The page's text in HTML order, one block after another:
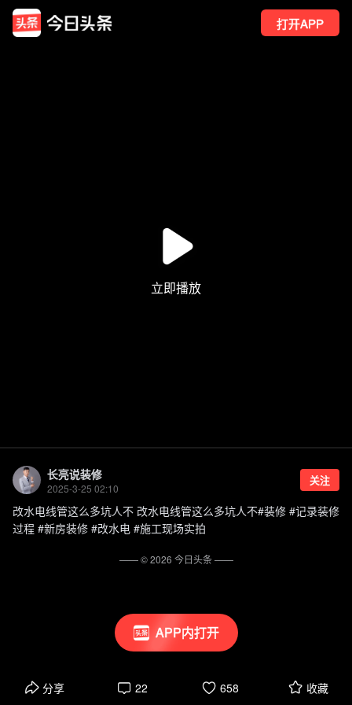
打开APP
APP内打开
长亮说装修
2025-3-25 02:10
关注
改水电线管这么多坑人不 改水电线管这么多坑人不#装修 #记录装修
过程 #新房装修 #改水电 #施工现场实拍
分享 22 658 收藏
—— ©2026 今日头条——